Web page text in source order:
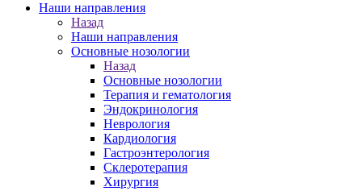
Наши направления
Назад
Наши направления
Основные нозологии
Назад
Основные нозологии
Терапия и гематология
Эндокринология
Неврология
Кардиология
Гастроэнтерология
Склеротерапия
Хирургия